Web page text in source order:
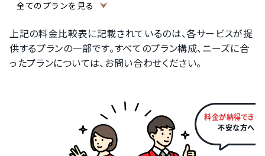
全てのプランを見る
上記の料金比較表に記載されているのは、各サービスが提
供するプランの一部です。すべてのプラン構成、ニーズに合
ったプランについては、お問い合わせください。
料金が納得できる
不安な方へ